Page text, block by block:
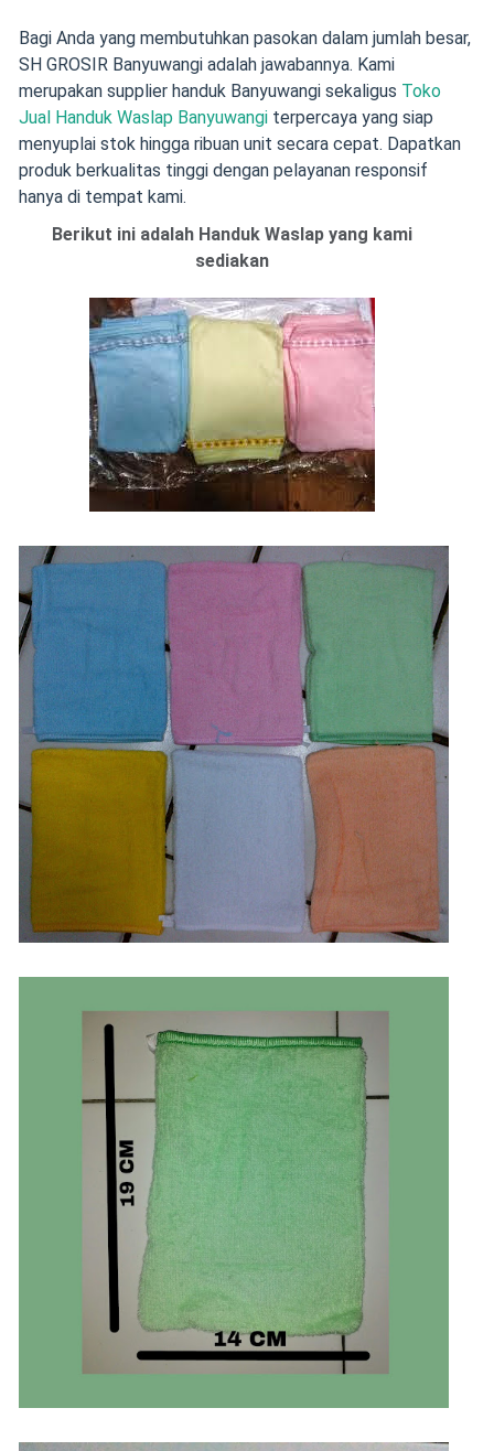
Bagi Anda yang membutuhkan pasokan dalam jumlah besar,
SH GROSIR Banyuwangi adalah jawabannya. Kami
merupakan supplier handuk Banyuwangi sekaligus Toko
Jual Handuk Waslap Banyuwangiterpercaya yang siap
menyuplai stok hingga ribuan unit secara cepat. Dapatkan
produk berkualitas tinggi dengan pelayanan responsif
hanya di tempat kami.
Berikut ini adalah Handuk Waslap yang kami
sediakan